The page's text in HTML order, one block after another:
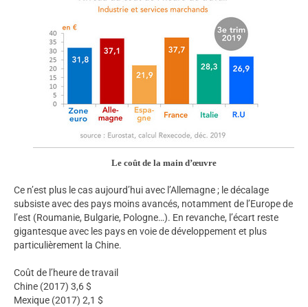
Le coût de la main d’œuvre
Ce n’est plus le cas aujourd’hui avec l’Allemagne ; le décalage
subsiste avec des pays moins avancés, notamment de l’Europe de
l’est (Roumanie, Bulgarie, Pologne…). En revanche, l’écart reste
gigantesque avec les pays en voie de développement et plus
particulièrement la Chine.
Coût de l’heure de travail
Chine (2017) 3,6 $
Mexique (2017) 2,1 $